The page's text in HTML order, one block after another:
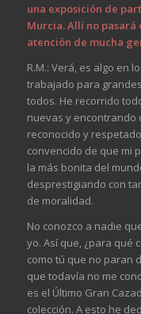
una exposición de
Murcia. Allí no
atención de mucha
R.M.: Verá, es algo en
trabajado para
todos. He recorrido
nuevas y encontrando
reconocido y
convencido de que mi
la más bonita del
desprestigiando con
de moralidad.
No conozco a nadie
yo. Así que, ¿para qué
como tú que no paran
que todavía no me
es el Último Gran
colección. A esto he